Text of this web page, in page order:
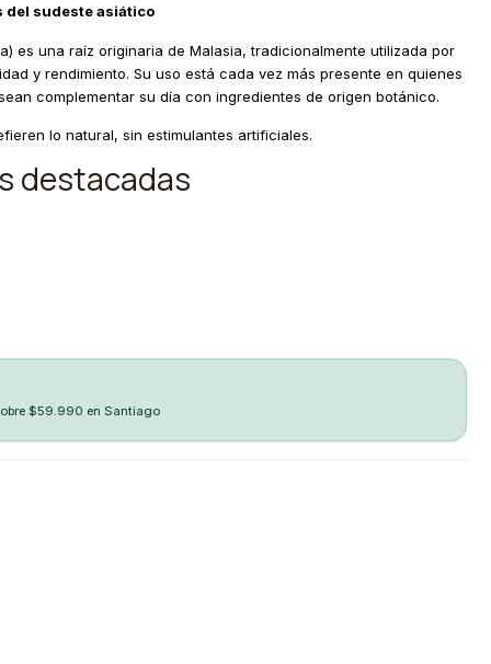
del sudeste asiático
es una raíz originaria de Malasia, tradicionalmente utilizada por
y rendimiento. Su uso está cada vez más presente en quienes
complementar su día con ingredientes de origen botánico.
lo natural, sin estimulantes artificiales.
destacadas
$59.990 en Santiago